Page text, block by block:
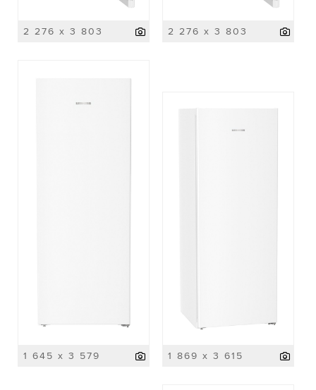
2 276 x 3 803 2 276 x 3 803
1 645 x 3 579 1 869 x 3 615